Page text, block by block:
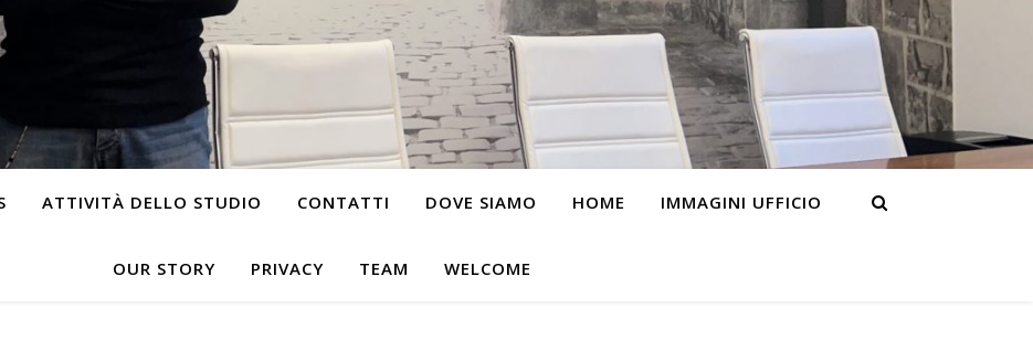
ATTIVITÀ DELLO STUDIO CONTATTI DOVE SIAMO HOME IMMAGINI UFFICIO
OUR STORY PRIVACY TEAM WELCOME